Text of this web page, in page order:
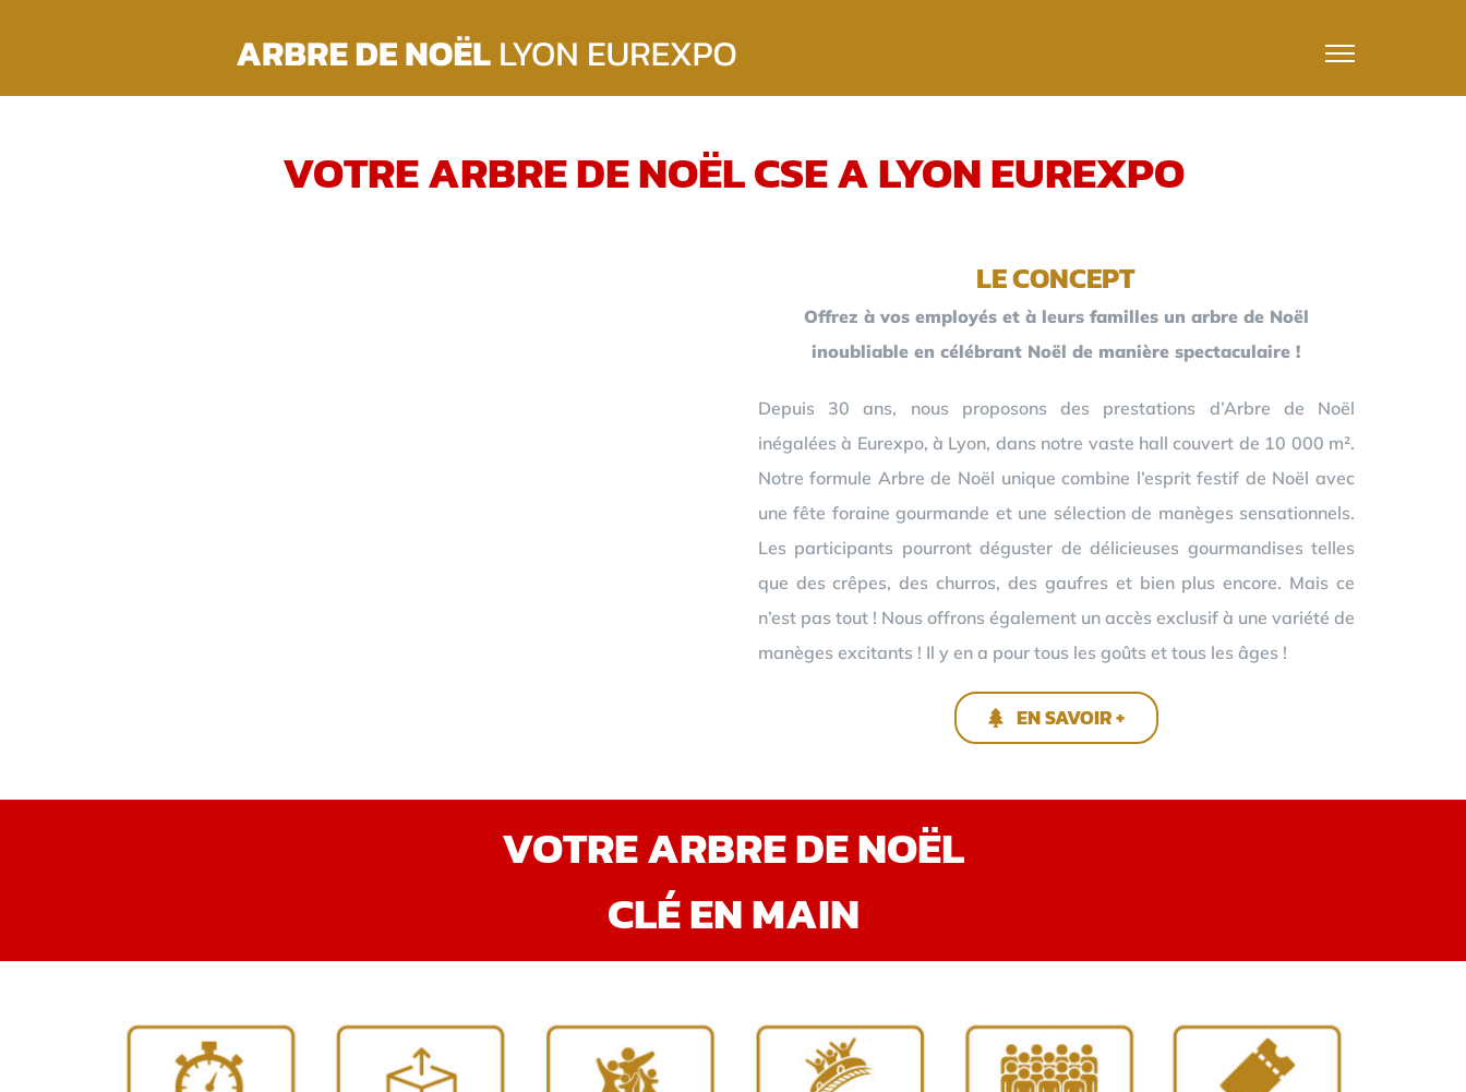
VOTRE ARBRE DE NOËL CSE A LYON EUREXPO
LE CONCEPT
Offrez à vos employés et à leurs familles un arbre de Noël
inoubliable en célébrant Noël de manière spectaculaire !
Depuis 30 ans, nous proposons des prestations d’Arbre de Noël
inégalées à Eurexpo, à Lyon, dans notre vaste hall couvert de 10 000 m².
Notre formule Arbre de Noël unique combine l’esprit festif de Noël avec
une fête foraine gourmande et une sélection de manèges sensationnels.
Les participants pourront déguster de délicieuses gourmandises telles
que des crêpes, des churros, des gaufres et bien plus encore. Mais ce
n’est pas tout ! Nous offrons également un accès exclusif à une variété de
manèges excitants ! Il y en a pour tous les goûts et tous les âges !
EN SAVOIR +
VOTRE ARBRE DE NOËL
CLÉ EN MAIN